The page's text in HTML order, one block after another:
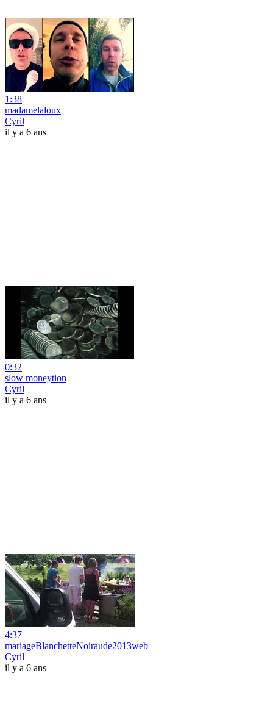
1:38
madamelaloux
Cyril
il y a 6 ans
0:32
slow moneytion
Cyril
il y a 6 ans
4:37
mariageBlanchetteNoiraude2013web
Cyril
il y a 6 ans